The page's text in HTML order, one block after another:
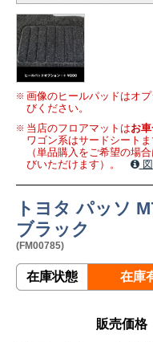
画像のヒールパッドはオ
びください。
当店のフロアマットはお
ワゴン系はサードシート
（単品購入をご希望の場
びいただけます）。
図
トヨタ パッソ
ブラック
(FM00785)
在庫状態 在庫
販売価格